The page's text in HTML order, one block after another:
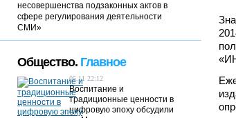
несовершенства подзаконных актов в
сфере регулирования деятельности
СМИ»
Общество. Главное
05.11 22:12
Воспитание и
традиционные ценности в
цифровую эпоху обсудили